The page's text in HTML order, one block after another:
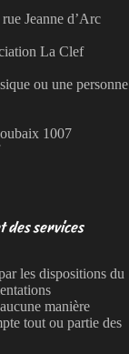
Jeanne d’Arc
La Clef
ou une personne
1007
des services
les dispositions du
manière
tout ou partie des